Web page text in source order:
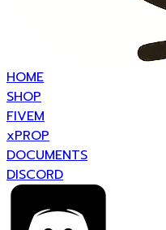
HOME
SHOP
FIVEM
xPROP
DOCUMENTS
DISCORD